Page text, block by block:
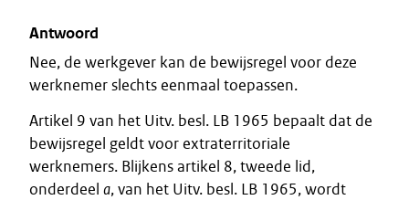
Antwoord
Nee, de werkgever kan de bewijsregel voor deze
werknemer slechts eenmaal toepassen.
Artikel 9 van het Uitv. besl. LB 1965 bepaalt dat de
bewijsregel geldt voor extraterritoriale
werknemers. Blijkens artikel 8, tweede lid,
onderdeel a, van het Uitv. besl. LB 1965, wordt